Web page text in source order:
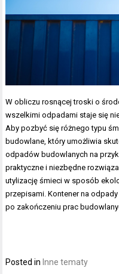
W obliczu rosnącej troski o
wszelkimi odpadami staje się
Aby pozbyć się różnego typu
budowlane, który umożliwia
odpadów budowlanych na
praktyczne i niezbędne
utylizację śmieci w sposób
przepisami. Kontener na
po zakończeniu prac
Posted in Inne tematy